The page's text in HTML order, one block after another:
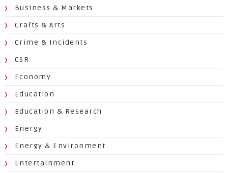
Business & Markets
Crafts & Arts
Crime & Incidents
CSR
Economy
Education
Education & Research
Energy
Energy & Environment
Entertainment